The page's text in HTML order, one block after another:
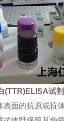
(TTR)ELISA试
表面的抗原或抗